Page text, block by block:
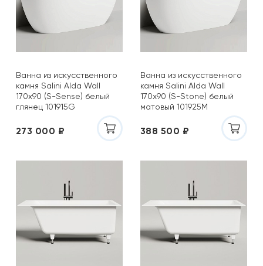
Ванна из искусственного
камня Salini Alda Wall
170x90 (S-Sense) белый
глянец 101915G
273 000 ₽
Ванна из искусственного
камня Salini Alda Wall
170x90 (S-Stone) белый
матовый 101925M
388 500 ₽